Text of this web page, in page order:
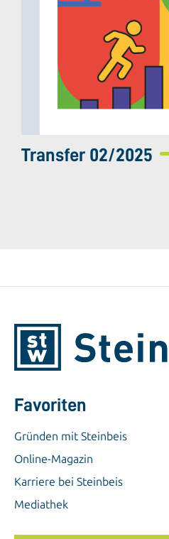
Transfer 02/2025
Favoriten
Gründen mit Steinbeis
Online-Magazin
Karriere bei Steinbeis
Mediathek